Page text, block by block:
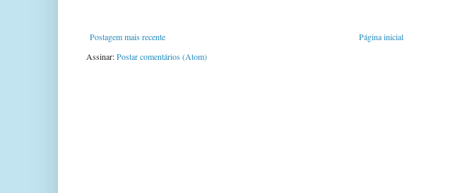
Postagem mais recente
Página inicial
Assinar:Postar comentários (Atom)